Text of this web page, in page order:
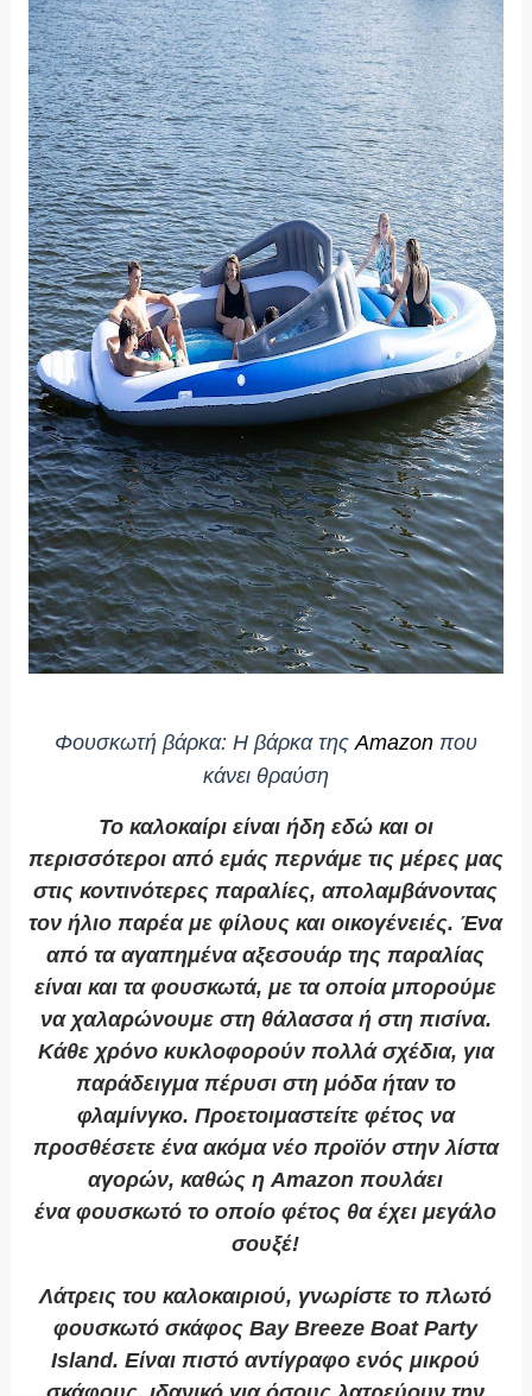
Φουσκωτή βάρκα: Η βάρκα τηςAmazonπου
κάνει θραύση
To καλοκαίρι είναι ήδη εδώ και οι
περισσότεροι από εμάς περνάμε τις μέρες μας
στις κοντινότερες παραλίες, απολαμβάνοντας
τον ήλιο παρέα με φίλους και οικογένειές. Ένα
από τα αγαπημένα αξεσουάρ της παραλίας
είναι και ταφουσκωτά, με τα οποία μπορούμε
να χαλαρώνουμε στη θάλασσα ή στη πισίνα.
Κάθε χρόνο κυκλοφορούν πολλά σχέδια, για
παράδειγμα πέρυσι στη μόδα ήταν το
φλαμίνγκο. Προετοιμαστείτε φέτος να
προσθέσετε ένα ακόμα νέο προϊόν στην λίστα
αγορών, καθώς η Amazon πουλάει
έναφουσκωτό το οποίο φέτος θα έχει μεγάλο
σουξέ!
Λάτρεις του καλοκαιριού, γνωρίστε το πλωτό
φουσκωτό σκάφοςBay Breeze Boat Party
Island. Είναι πιστό αντίγραφο ενός μικρού